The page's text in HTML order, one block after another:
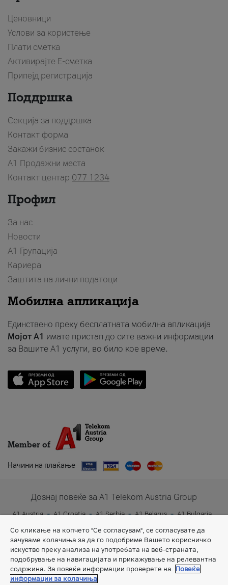
Ценовници
Услови за користење
Плати сметка
Активирајте Е-сметка
Припејд регистрација
Поддршка
Секција за поддршка
Контакт форма
Закажи бизнис состанок
A1 Продажни места
Контакт центар 077 1234
Профил
За нас
Новости
А1 Групација
Кариера
Заштита на лични податоци
Мобилна апликација
Единствено преку бесплатната мобилна апликација
Мојот A1 имате пристап до сите важни информации
за Вашите A1 услуги, во било кое време.
Member of
Начини на плаќање
Дознај повеќе за A1 Telekom Austria Group
A1 Austria A1 Croatia A1 Serbia A1 Belarus
A1 Bulgaria
A1 Slovenia
A1 Digital
Со кликање на копчето "Се согласувам", се согласувате да
зачуваме колачиња за да го подобриме Вашето корисничко
искуство преку анализа на употребата на веб-страната,
подобрување на навигацијата и прикажување на релевантна
содржина. За повеќе информации проверете на
Повеќе
информации за колачиња